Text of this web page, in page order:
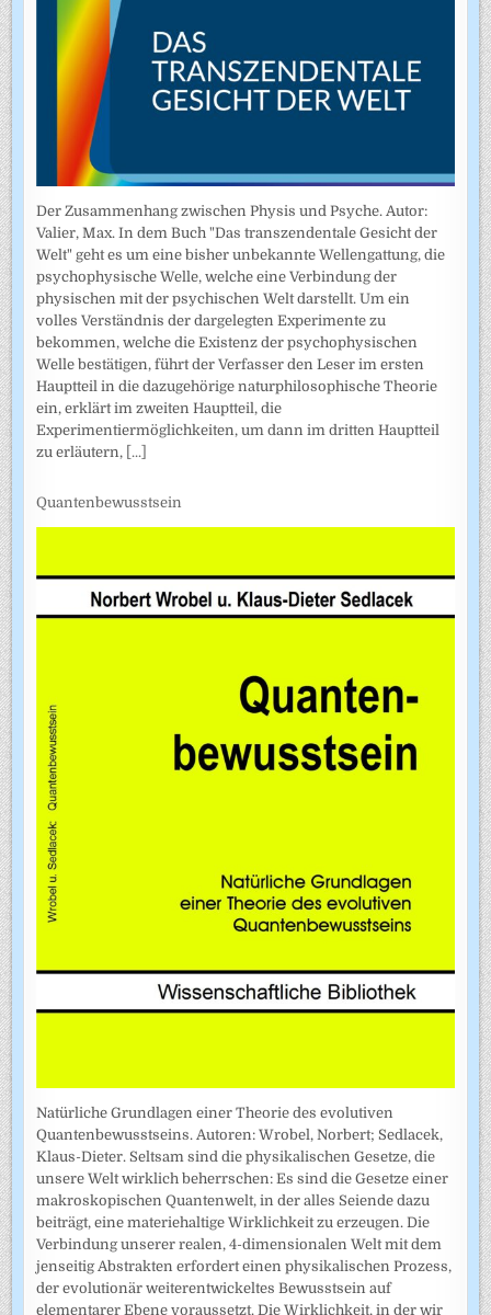
Der Zusammenhang zwischen Physis und Psyche. Autor:
Valier, Max. In dem Buch "Das transzendentale Gesicht der
Welt" geht es um eine bisher unbekannte Wellengattung, die
psychophysische Welle, welche eine Verbindung der
physischen mit der psychischen Welt darstellt. Um ein
volles Verständnis der dargelegten Experimente zu
bekommen, welche die Existenz der psychophysischen
Welle bestätigen, führt der Verfasser den Leser im ersten
Hauptteil in die dazugehörige naturphilosophische Theorie
ein, erklärt im zweiten Hauptteil, die
Experimentiermöglichkeiten, um dann im dritten Hauptteil
zu erläutern, [...]
Quantenbewusstsein
Natürliche Grundlagen einer Theorie des evolutiven
Quantenbewusstseins. Autoren: Wrobel, Norbert; Sedlacek,
Klaus-Dieter. Seltsam sind die physikalischen Gesetze, die
unsere Welt wirklich beherrschen: Es sind die Gesetze einer
makroskopischen Quantenwelt, in der alles Seiende dazu
beiträgt, eine materiehaltige Wirklichkeit zu erzeugen. Die
Verbindung unserer realen, 4-dimensionalen Welt mit dem
jenseitig Abstrakten erfordert einen physikalischen Prozess,
der evolutionär weiterentwickeltes Bewusstsein auf
elementarer Ebene voraussetzt. Die Wirklichkeit, in der wir